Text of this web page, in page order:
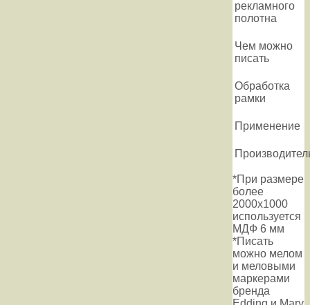
рекламного
полотна
Чем можно
писать
Обработка
рамки
Применение
*При размере
более
2000х1000
используется
МДФ 6 мм
*Писать
можно мелом
и меловыми
маркерами
бренда